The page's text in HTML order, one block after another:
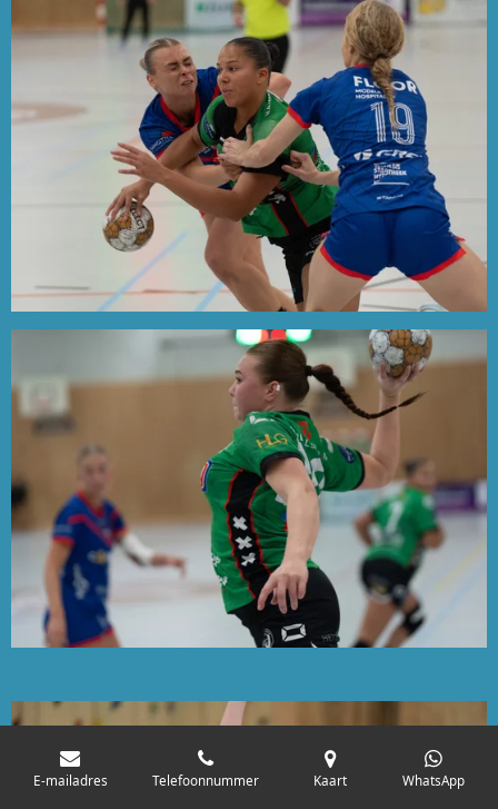
E-mailadres Telefoonnummer Kaart WhatsApp